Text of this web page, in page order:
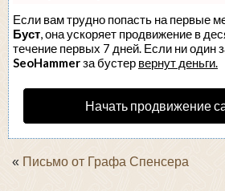
Если вам трудно попасть на первые
Буст, она ускоряет продвижение в
течение первых 7 дней. Если ни один
SeoHammerза бустер вернут деньги.
Начать продвижение
« Письмо от Графа Спенсера